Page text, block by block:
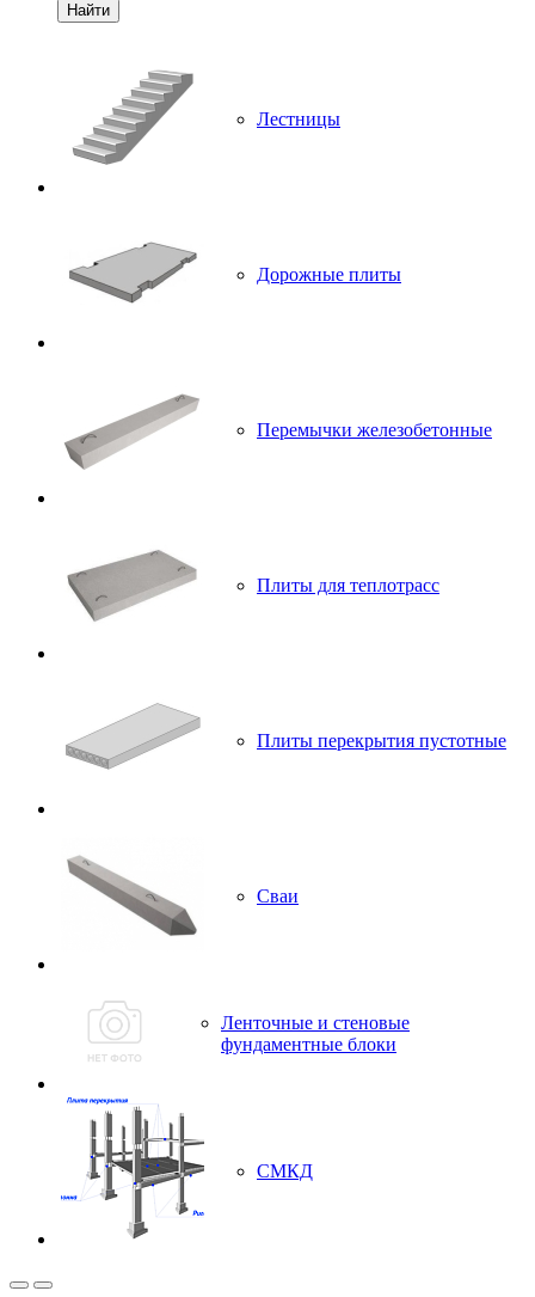
Найти
Лестницы
Дорожные плиты
Перемычки железобетонные
Плиты для теплотрасс
Плиты перекрытия пустотные
Сваи
Ленточные и стеновые
фундаментные блоки
СМКД